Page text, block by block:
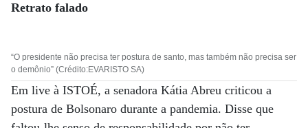
Retrato falado
“O presidente não precisa ter postura de santo, mas também não precisa ser
o demônio” (Crédito:EVARISTO SA)
Em live à ISTOÉ, a senadora Kátia Abreu criticou a
postura de Bolsonaro durante a pandemia. Disse que